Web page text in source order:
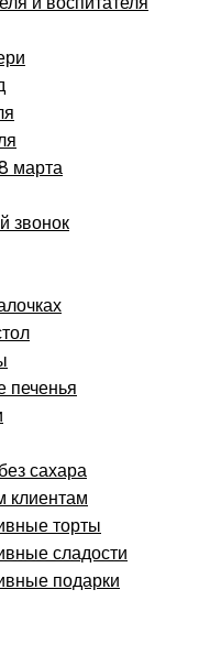
марта
звонок
сахара
клиентам
торты
сладости
подарки